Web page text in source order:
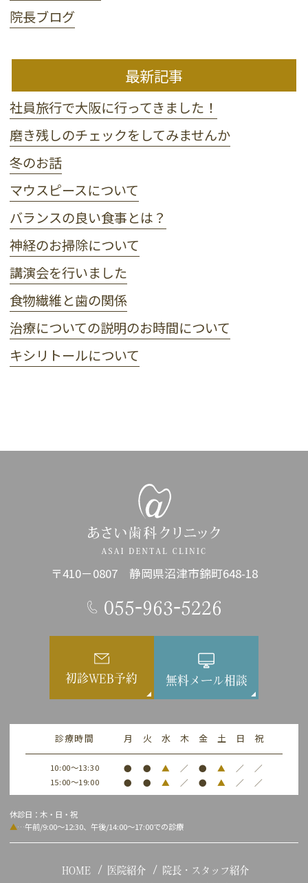
院長ブログ
最新記事
社員旅行で大阪に行ってきました！
磨き残しのチェックをしてみませんか
冬のお話
マウスピースについて
バランスの良い食事とは？
神経のお掃除について
講演会を行いました
食物繊維と歯の関係
治療についての説明のお時間について
キシリトールについて
〒410－0807 静岡県沼津市錦町648-18
055-963-5226
初診WEB予約 無料メール相談
診療時間 月 火 水 木 金 土 日 祝
10:00～13:30 ● ● ▲ ／ ● ▲ ／ ／
15:00～19:00 ● ● ▲ ／ ● ▲ ／ ／
休診日：木・日・祝
▲…午前/9:00～12:30、午後/14:00～17:00での診療
HOME 医院紹介
院長・スタッフ紹介